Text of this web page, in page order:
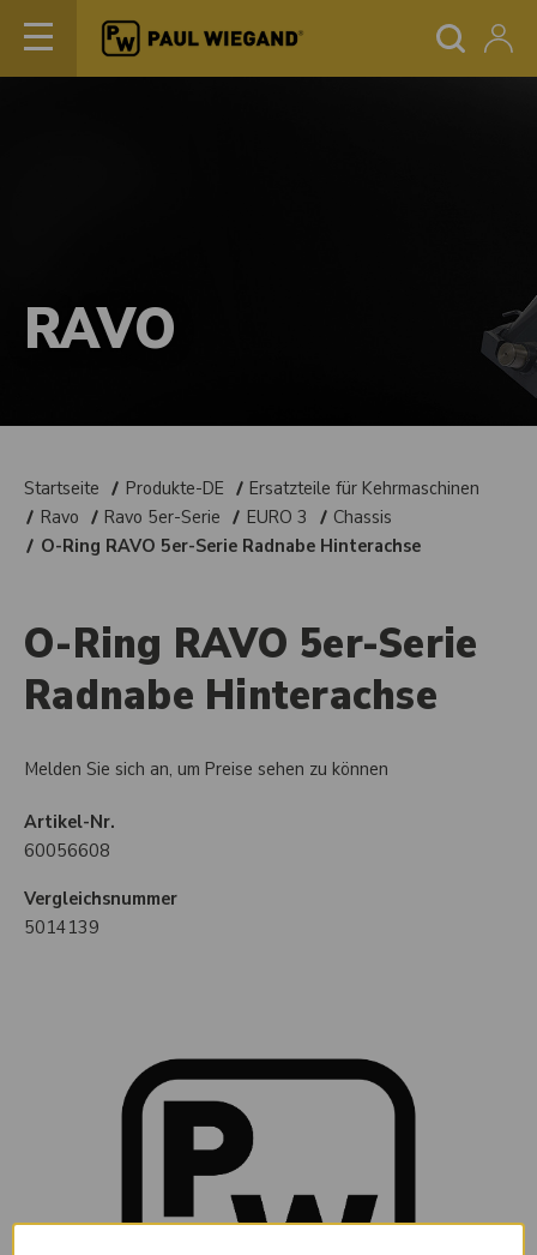
RAVO
Startseite Produkte-DE
Ersatzteile für Kehrmaschinen
Ravo
Ravo 5er-Serie EURO 3
Chassis
O-Ring RAVO 5er-Serie Radnabe Hinterachse
O-Ring RAVO 5er-Serie
Radnabe Hinterachse
Melden Sie sich an, um Preise sehen zu können
Artikel-Nr.
60056608
Vergleichsnummer
5014139